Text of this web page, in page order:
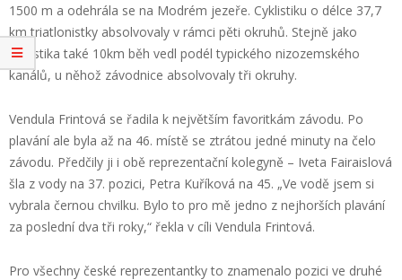
1500 m a odehrála se na Modrém jezeře. Cyklistiku o délce 37,7
km triatlonistky absolvovaly v rámci pěti okruhů. Stejně jako
cyklistika také 10km běh vedl podél typického nizozemského
kanálů, u něhož závodnice absolvovaly tři okruhy.
Vendula Frintová se řadila k největším favoritkám závodu. Po
plavání ale byla až na 46. místě se ztrátou jedné minuty na čelo
závodu. Předčily ji i obě reprezentační kolegyně – Iveta Fairaislová
šla z vody na 37. pozici, Petra Kuříková na 45. „Ve vodě jsem si
vybrala černou chvilku. Bylo to pro mě jedno z nejhorších plavání
za poslední dva tři roky,“ řekla v cíli Vendula Frintová.
Pro všechny české reprezentantky to znamenalo pozici ve druhé